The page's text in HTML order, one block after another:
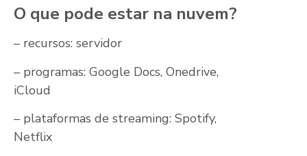
O que pode estar na nuvem?
– recursos: servidor
– programas: Google Docs, Onedrive,
iCloud
– plataformas de streaming: Spotify,
Netflix